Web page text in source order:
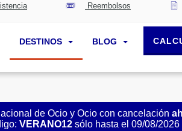
Reembolsos
DESTINOS BLOG
de Ocio y Ocio con cancelación
VERANO12sólo hasta el 09/08/2026